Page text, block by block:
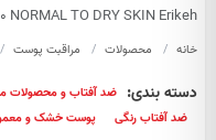
TO DRY SKIN Erikeh
خانه محصولات مراقبت پوست
دسته بندی: ضد آفتاب و محصولات
ضد آفتاب رنگی
پوست خشک و